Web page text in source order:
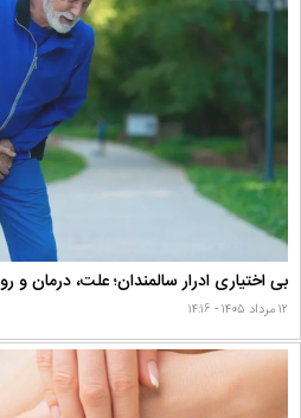
بی اختیاری ادرار سالمندان؛ علت، درمان
۱۲ مرداد ۱۴۰۵ - ۱۴:۱۶